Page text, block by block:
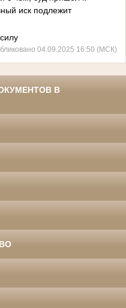
иск подлежит
04.09.2025 16:50 (МСК)
В